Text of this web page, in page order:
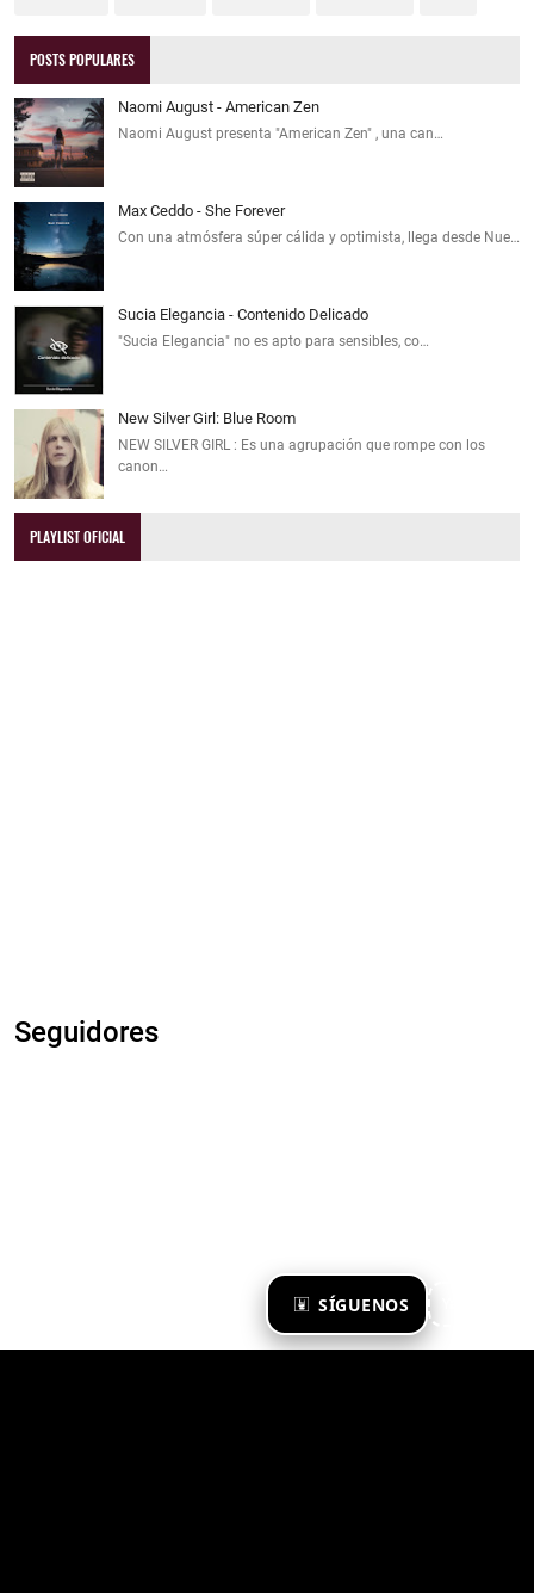
SÍGUENOS
POSTS POPULARES
Naomi August - American Zen
Naomi August presenta "American Zen" , una can…
Max Ceddo - She Forever
Con una atmósfera súper cálida y optimista, llega desde Nue…
Sucia Elegancia - Contenido Delicado
"Sucia Elegancia" no es apto para sensibles, co…
New Silver Girl: Blue Room
NEW SILVER GIRL : Es una agrupación que rompe con los
canon…
PLAYLIST OFICIAL
Seguidores